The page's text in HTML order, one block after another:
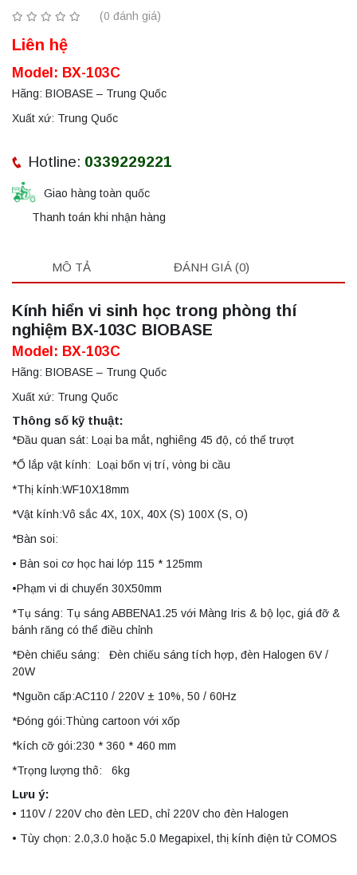
(0 đánh giá)
Liên hệ
Model: BX-103C
Hãng: BIOBASE – Trung Quốc
Xuất xứ: Trung Quốc
Hotline: 0339229221
Giao hàng toàn quốc
Thanh toán khi nhận hàng
MÔ TẢ ĐÁNH GIÁ (0)
Kính hiển vi sinh học trong phòng thí
nghiệm BX-103C BIOBASE
Model: BX-103C
Hãng: BIOBASE – Trung Quốc
Xuất xứ: Trung Quốc
Thông số kỹ thuật:
*Đầu quan sát: Loại ba mắt, nghiêng 45 độ, có thể trượt
*Ổ lắp vật kính: Loại bốn vị trí, vòng bi cầu
*Thị kính:WF10X18mm
*Vật kính:Vô sắc 4X, 10X, 40X (S) 100X (S, O)
*Bàn soi:
• Bàn soi cơ học hai lớp 115 * 125mm
•Phạm vi di chuyển 30X50mm
*Tụ sáng: Tụ sáng ABBENA1.25 với Màng Iris & bộ lọc, giá đỡ &
bánh răng có thể điều chỉnh
*Đèn chiếu sáng: Đèn chiếu sáng tích hợp, đèn Halogen 6V /
20W
*Nguồn cấp:AC110 / 220V ± 10%, 50 / 60Hz
*Đóng gói:Thùng cartoon với xốp
*kích cỡ gói:230 * 360 * 460 mm
*Trọng lượng thô: 6kg
Lưu ý:
• 110V / 220V cho đèn LED, chỉ 220V cho đèn Halogen
• Tùy chọn: 2.0,3.0 hoặc 5.0 Megapixel, thị kính điện tử COMOS